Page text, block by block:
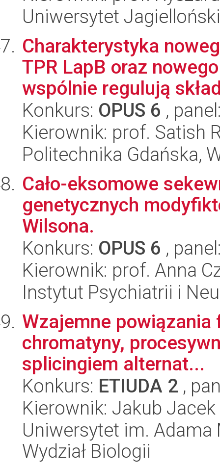
Uniwersytet
Charakterystyka
TPR LapB oraz
wspólnie regulują
Konkurs: OPUS 6 ,
Kierownik: prof. Satish
Politechnika Gdańska,
Cało-eksomowe
genetycznych
Wilsona.
Konkurs: OPUS 6 ,
Kierownik: prof. Anna
Instytut Psychiatrii i
Wzajemne
chromatyny,
splicingiem alternat...
Konkurs: ETIUDA 2 ,
Kierownik: Jakub Jacek
Uniwersytet im.
Wydział Biologii